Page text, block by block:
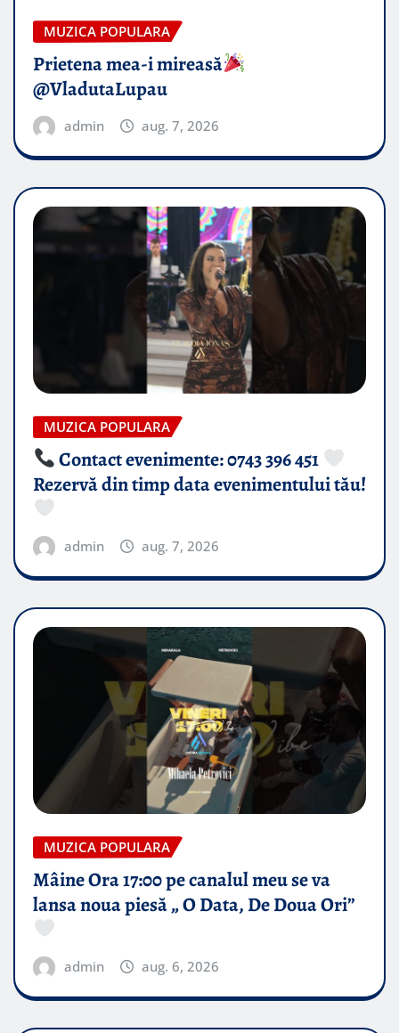
MUZICA POPULARA
Prietena mea-i mireasă​
@VladutaLupau
admin aug. 7, 2026
MUZICA POPULARA
Contact evenimente: 0743 396 451
Rezervă din timp data evenimentului tău!
admin aug. 7, 2026
MUZICA POPULARA
Mâine Ora 17:00 pe canalul meu se va
lansa noua piesă „ O Data, De Doua Ori”
admin aug. 6, 2026